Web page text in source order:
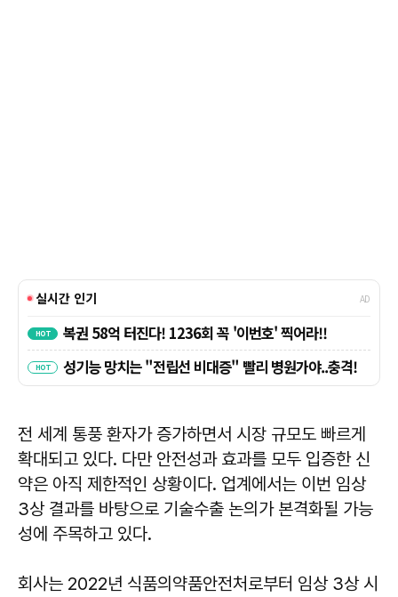
전 세계 통풍 환자가 증가하면서 시장 규모도 빠르게
확대되고 있다. 다만 안전성과 효과를 모두 입증한 신
약은 아직 제한적인 상황이다. 업계에서는 이번 임상
3상 결과를 바탕으로 기술수출 논의가 본격화될 가능
성에 주목하고 있다.
회사는 2022년 식품의약품안전처로부터 임상 3상 시